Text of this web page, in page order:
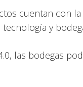
cuentan con
y
las bodegas